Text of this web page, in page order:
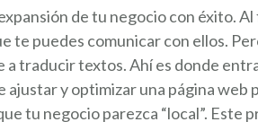
de tu negocio con éxito. Al
te puedes comunicar con ellos.
traducir textos. Ahí es donde
ajustar y optimizar una página
tu negocio parezca “local”. Este